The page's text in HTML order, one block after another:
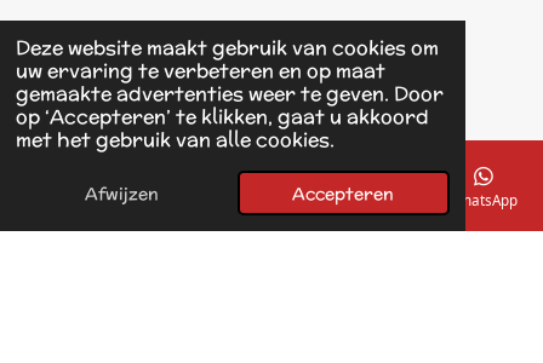
Deze website maakt gebruik van cookies om
uw ervaring te verbeteren en op maat
gemaakte advertenties weer te geven. Door
op ‘Accepteren’ te klikken, gaat u akkoord
met het gebruik van alle cookies.
Afwijzen Accepteren
Einsteinstraat 125
1433 KH Kudelstaart
F
a
o
© 2017 - 2026 Linda's Dierplaza
E-mailadres Telefoonnummer Kaart Facebook WhatsApp